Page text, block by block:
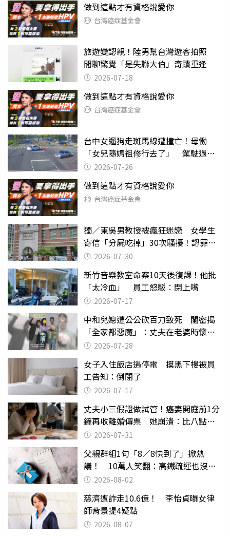
做到這點才有資格說愛你
台灣癌症基金會
旅遊變認親！陸男幫台灣遊客拍照
閒聊驚覺「是失聯大伯」奇蹟重逢
2026-07-18
做到這點才有資格說愛你
台灣癌症基金會
台中女遛狗走斑馬線遭撞亡！母慟
「女兒隨媽祖修行去了」 駕駛過失
致死判9月
2026-07-26
做到這點才有資格說愛你
台灣癌症基金會
獨／東吳男教授被瘋狂迷戀 女學生
寄信「分屍吃掉」30次騷擾！認罪免
關 2026-07-30
新竹音樂教室命案10天後復課！他批
「太冷血」 員工怒駁：閉上嘴
2026-07-17
中和兒媳遭公公砍百刀致死 閨密揭
「全家都惡魔」：丈夫在老婆時懷孕
摔東西
2026-07-28
女子入住飯店遇停電 摸黑下樓被員
工告知：倒閉了
2026-07-17
丈夫小三假證做試管！癌妻開庭前1分
鐘再收離婚傳票 她崩潰：比八點檔
還扯2026-07-31
父親群組1句「8／8快到了」掀熱
議！ 10萬人笑翻：高鐵疏運也沒列
父親節
2026-08-02
慈濟遭詐走10.6億！ 李怡貞曝女律
師背景提4疑點
2026-08-07